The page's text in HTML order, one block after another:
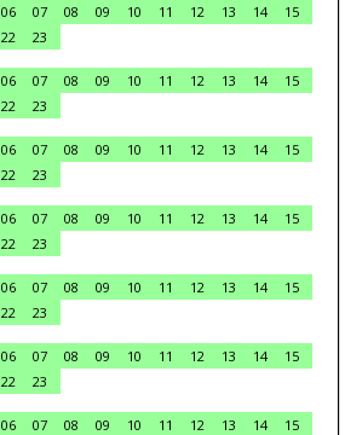
06 07 08 09 10 11 12 13 14
15
22
23
06 07 08 09 10 11 12 13 14
15
22
23
06 07 08 09 10 11 12 13 14
15
22
23
06 07 08 09 10 11 12 13 14
15
22
23
06 07 08 09 10 11 12 13 14
15
22
23
06 07 08 09 10 11 12 13 14
15
22
23
06 07 08 09 10 11 12 13 14
15